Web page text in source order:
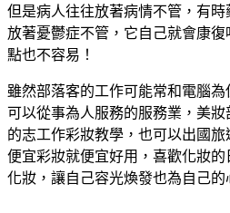
但是病人往往放著病情不管，有時
放著憂鬱症不管，它自己就會康
點也不容易！
雖然部落客的工作可能常和電腦為
可以從事為人服務的服務業，美
的志工作彩妝教學，也可以出國
便宜彩妝就便宜好用，喜歡化妝
化妝，讓自己容光煥發也為自己的